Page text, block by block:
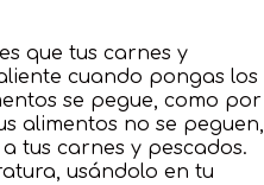
que tus carnes y
cuando pongas los
se pegue, como por
alimentos no se peguen,
tus carnes y pescados.
usándolo en tu